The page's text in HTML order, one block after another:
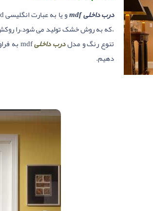
درب داخلی mdf
،که به روش خشک تولید می شود،را روکش
تنوع رنگ و مدلدرب داخلیmdf به فراوانی در بازار یافت می شود.در زیر نمونه هایی از
دهیم.